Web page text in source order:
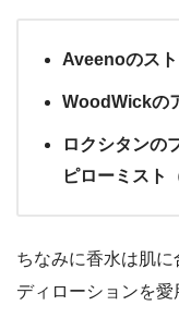
Aveenoのス
WoodWickの
ロクシタンの
ピローミスト
ちなみに香水は肌
ディローションを愛